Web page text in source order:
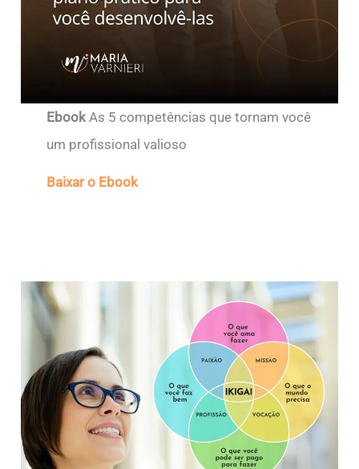
Ebook As 5 competências que tornam você
um profissional valioso
Baixar o Ebook